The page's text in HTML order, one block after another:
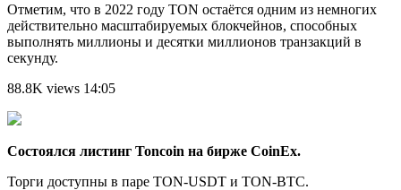
Отметим, что в 2022 году TON остаётся одним из немногих
действительно масштабируемых блокчейнов, способных
выполнять миллионы и десятки миллионов транзакций в
секунду.
88.8K views 14:05
Состоялся листинг Toncoin на бирже CoinEx.
Торги доступны в паре TON-USDT и TON-BTC.